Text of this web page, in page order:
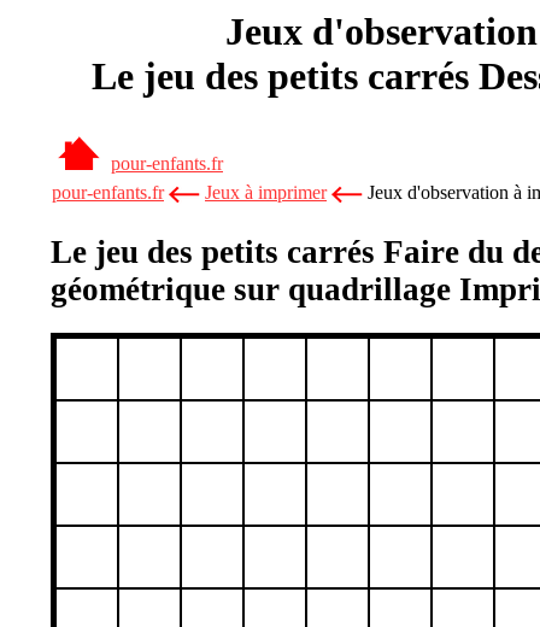
Jeux
Le jeu des petits carrés
pour-enfants.fr
pour-enfants.fr
Jeux à imprimer Jeux d'observation à
Le jeu des petits carrés Faire du
géométrique sur quadrillage